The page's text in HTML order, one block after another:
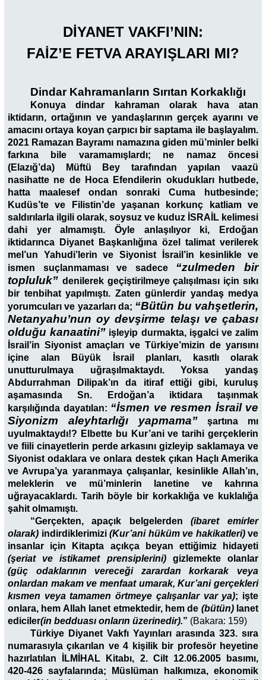
DİYANET VAKFI’NIN:
FAİZ’E FETVA ARAYIŞLARI MI?
Dindar Kahramanların Sırıtan Korkaklığı
Konuya dindar kahraman olarak hava atan
iktidarın, ortağının ve yandaşlarının gerçek ayarını ve
amacını ortaya koyan çarpıcı bir saptama ile başlayalım.
2021 Ramazan Bayramı namazına giden mü’minler belki
farkına bile varamamışlardı; ne namaz öncesi
(Elazığ’da) Müftü Bey tarafından yapılan vaazü
nasihatte ne de Hoca Efendilerin okudukları hutbede,
hatta maalesef ondan sonraki Cuma hutbesinde;
Kudüs’te ve Filistin’de yaşanan korkunç katliam ve
saldırılarla ilgili olarak, soysuz ve kuduz İSRAİL kelimesi
dahi yer almamıştı. Öyle anlaşılıyor ki, Erdoğan
iktidarınca Diyanet Başkanlığına özel talimat verilerek
mel’un Yahudi’lerin ve Siyonist İsrail’in kesinlikle ve
ismen suçlanmaması ve sadece “zulmeden bir
topluluk” denilerek geçiştirilmeye çalışılması için sıkı
bir tenbihat yapılmıştı. Zaten günlerdir yandaş medya
yorumcuları ve yazarları da; “Bütün bu vahşetlerin,
Netanyahu’nun oy devşirme telaşı ve çabası
olduğu kanaatini” işleyip durmakta, işgalci ve zalim
İsrail’in Siyonist amaçları ve Türkiye’mizin de yarısını
içine alan Büyük İsrail planları, kasıtlı olarak
unutturulmaya uğraşılmaktaydı. Yoksa yandaş
Abdurrahman Dilipak’ın da itiraf ettiği gibi, kuruluş
aşamasında Sn. Erdoğan’a iktidara taşınmak
karşılığında dayatılan: “İsmen ve resmen İsrail ve
Siyonizm aleyhtarlığı yapmama”
şartına mı
uyulmaktaydı!? Elbette bu Kur’ani ve tarihi gerçeklerin
ve fiili cinayetlerin perde arkasını gizleyip saklamaya ve
Siyonist odaklara ve onlara destek çıkan Haçlı Amerika
ve Avrupa’ya yaranmaya çalışanlar, kesinlikle Allah’ın,
meleklerin ve mü’minlerin lanetine ve kahrına
uğrayacaklardı. Tarih böyle bir korkaklığa ve kuklalığa
şahit olmamıştı.
“Gerçekten, apaçık belgelerden(ibaret emirler
olarak) indirdiklerimizi (Kur’ani hüküm ve hakikatleri)ve
insanlar için Kitapta açıkça beyan ettiğimiz hidayeti
(şeriat ve istikamet prensiplerini)
gizlemekte olanlar
(güç odaklarının vereceği zarardan korkarak veya
onlardan makam ve menfaat umarak, Kur’ani gerçekleri
kısmen veya tamamen örtmeye çalışanlar var ya); işte
onlara, hem Allah lanet etmektedir,hem de (bütün)lanet
ediciler(in bedduası onların üzerinedir).” (Bakara: 159)
Türkiye Diyanet Vakfı Yayınları arasında 323. sıra
numarasıyla çıkarılan ve 4 kişilik bir profesör heyetine
hazırlatılan İLMİHAL Kitabı, 2. Cilt 12.06.2005 basımı,
420-426 sayfalarında; Müslüman halkımıza, ekonomik